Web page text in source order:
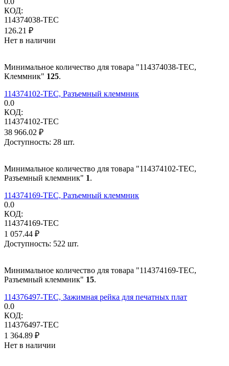
КОД:
114374038-TEC
126.21 ₽
Нет в наличии
Минимальное количество для товара "114374038-TEC,
Клеммник" 125.
114374102-TEC, Разъемный клеммник
0.0
КОД:
114374102-TEC
38 966.02 ₽
Доступность: 28 шт.
Минимальное количество для товара "114374102-TEC,
Разъемный клеммник" 1.
114374169-TEC, Разъемный клеммник
0.0
КОД:
114374169-TEC
1 057.44 ₽
Доступность: 522 шт.
Минимальное количество для товара "114374169-TEC,
Разъемный клеммник" 15.
114376497-TEC, Зажимная рейка для печатных плат
0.0
КОД:
114376497-TEC
1 364.89 ₽
Нет в наличии